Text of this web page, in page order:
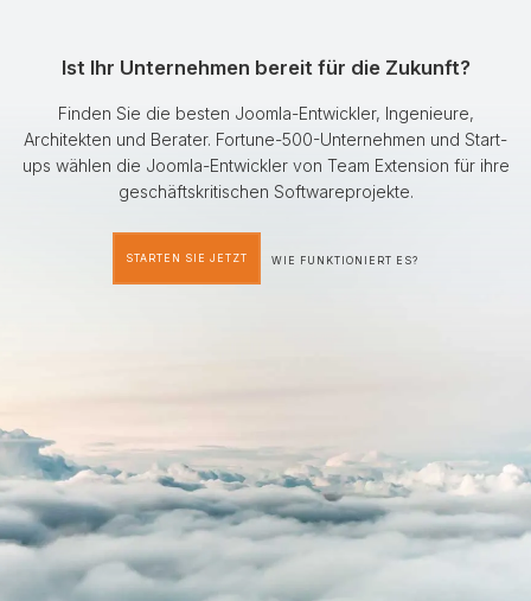
Ist Ihr Unternehmen bereit für die Zukunft?
Finden Sie die besten Joomla-Entwickler, Ingenieure,
Architekten und Berater. Fortune-500-Unternehmen und Start-
ups wählen die Joomla-Entwickler von Team Extension für ihre
geschäftskritischen Softwareprojekte.
STARTEN SIE JETZT WIE FUNKTIONIERT ES?